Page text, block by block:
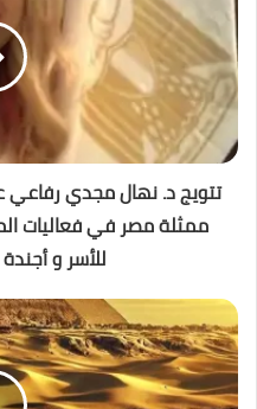
تتويج د. نهال مجدي
ممثلة مصر في فعاليات
للأسر و